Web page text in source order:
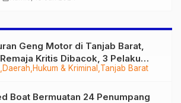
Daerah Hukum & Kriminal Tanjab Barat
Geng Motor di Tanjab Barat,
Kritis Dibacok, 3 Pelaku
Boat Bermuatan 24 Penumpang